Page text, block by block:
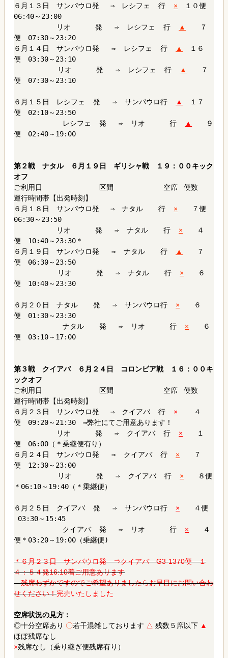
６月１３日 サンパウロ発 ⇒ レシフェ 行 × １０便
06:40～23:00
リオ 発 ⇒ レシフェ 行
▲
７
便 07:30～23:20
６月１４日 サンパウロ発 ⇒ レシフェ 行
▲
１６
便 03:30～23:10
リオ 発 ⇒ レシフェ 行
▲
７
便 07:30～23:10
６月１５日 レシフェ 発 ⇒ サンパウロ行 ▲
１７
便 02:10～23:50
レシフェ 発 ⇒ リオ 行
▲
９
便 02:40～19:00
第２戦 ナタル ６月１９日 ギリシャ戦 １９：００キック
オフ
ご利用日 区間 空席 便数
運行時間帯【出発時刻】
６月１８日 サンパウロ発 ⇒ ナタル 行 × ７便
06:30～23:50
リオ 発 ⇒ ナタル 行 × ４
便 10:40～23:30＊
６月１９日 サンパウロ発 ⇒ ナタル 行
▲
７
便 06:30～23:50
リオ 発 ⇒ ナタル 行 × ６
便 10:40～23:30
６月２０日 ナタル 発 ⇒ サンパウロ行 × ６
便 01:30～23:30
ナタル 発 ⇒ リオ 行 × ６
便 03:10～17:00
第３戦 クイアバ ６月２４日 コロンビア戦 １６：００キ
ックオフ
ご利用日 区間 空席 便数
運行時間帯【出発時刻】
６月２３日 サンパウロ発 ⇒ クイアバ 行 × ４
便 09:20～21:30 ⇒弊社にてご用意あります！
リオ 発 ⇒ クイアバ 行 × １
便 06:00（＊乗継便有り）
６月２４日 サンパウロ発 ⇒ クイアバ 行 × ７
便 12:30～23:00
リオ 発 ⇒ クイアバ 行 × ８便
＊06:10～19:40（＊乗継便）
６月２５日 クイアバ 発 ⇒ サンパウロ行 × ４便
03:30～15:45
クイアバ 発 ⇒ リオ 行 × ４
便＊03:20～19:00（乗継便)
＊６月２３日 サンパウロ発 ⇒クイアバ G3-1370便 １
４：５４発16:10着ご用意あります
残席わずかですのでご希望ありましたらお早目にお問い合わ
せください！完売いたしました
空席状況の見方：
◎十分空席あり 〇若干混雑しております △ 残数５席以下 ▲
ほぼ残席なし
×残席なし（乗り継ぎ便残席有り）